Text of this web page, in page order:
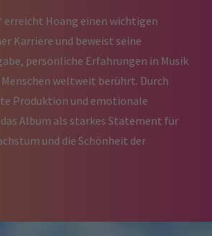
erreicht Hoang einen wichtigen
Karriere und beweist seine
persönliche Erfahrungen in Musik
weltweit berührt. Durch
Produktion und emotionale
Album als starkes Statement für
und die Schönheit der